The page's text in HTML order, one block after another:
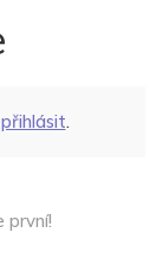
přihlásit.
první!